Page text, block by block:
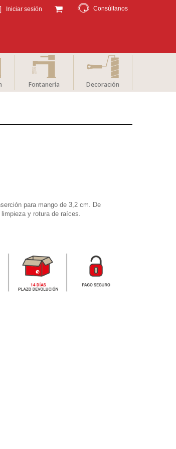
Consúltanos
Iniciar sesión
Fontanería Decoración
para mango de 3,2 cm. De
y rotura de raíces.